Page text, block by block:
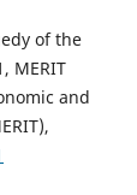
of the
MERIT
and